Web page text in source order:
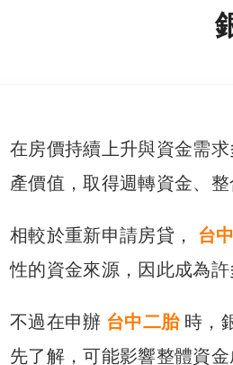
在房價持續上升與資金需
產價值，取得週轉資金、
相較於重新申請房貸， 台
性的資金來源，因此成為許
不過在申辦 台中二胎時，
先了解，可能影響整體資金